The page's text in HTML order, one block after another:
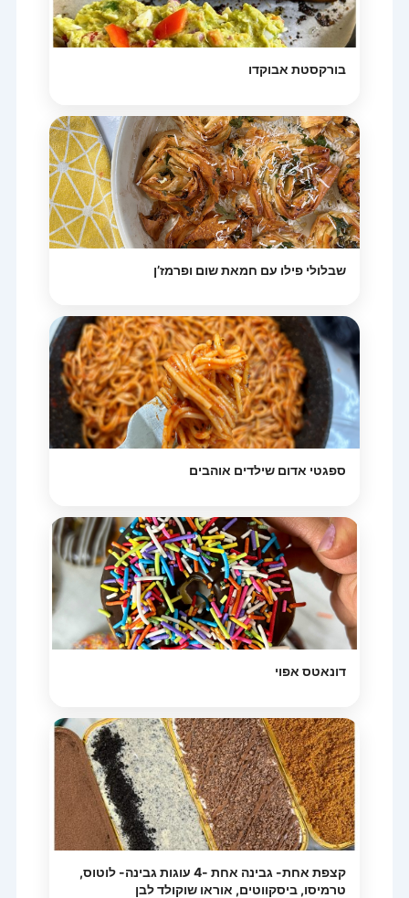
בורקסטת אבוקדו
שבלולי פילו עם חמאת שום ופרמז’ן
ספגטי אדום שילדים אוהבים
דונאטס אפוי
קצפת אחת- גבינה אחת -4 עוגות גבינה- לוטוס,
טרמיסו, ביסקווטים, אוראו שוקולד לבן